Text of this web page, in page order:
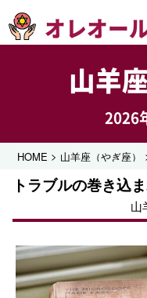
オレオー
山羊
2026
HOME > 山羊座（やぎ座）
トラブルの巻き込
山